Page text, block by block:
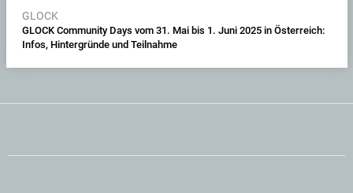
GLOCK
GLOCK Community Days vom 31. Mai bis 1. Juni 2025 in Österreich:
Infos, Hintergründe und Teilnahme